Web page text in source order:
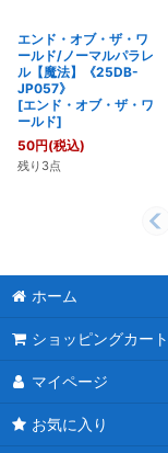
エンド・オブ・ザ・ワ
ールド/ノーマルパラレ
ル【魔法】《25DB-
JP057》
[エンド・オブ・ザ・ワ
ールド]
50円(税込)
残り3点
ホーム
ショッピングカート
マイページ
お気に入り